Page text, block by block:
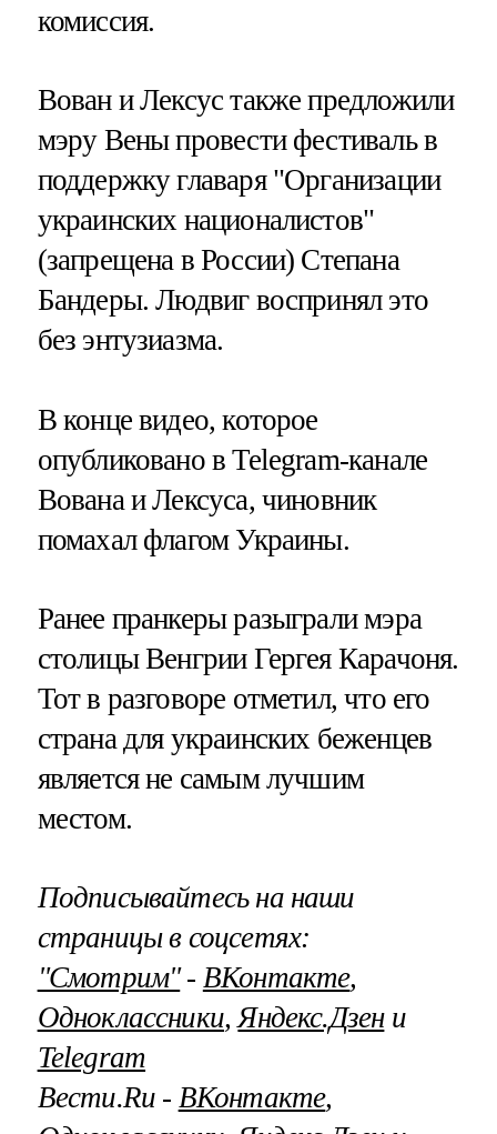
комиссия.
Вован и Лексус также предложили
мэру Вены провести фестиваль в
поддержку главаря "Организации
украинских националистов"
(запрещена в России) Степана
Бандеры. Людвиг воспринял это
без энтузиазма.
В конце видео, которое
опубликовано в Telegram-канале
Вована и Лексуса, чиновник
помахал флагом Украины.
Ранее пранкеры разыграли мэра
столицы Венгрии Гергея Карачоня.
Тот в разговоре отметил, что его
страна для украинских беженцев
является не самым лучшим
местом.
Подписывайтесь на наши
страницы в соцсетях:
"Смотрим"‐ ВКонтакте,
Одноклассники, Яндекс.Дзени
Telegram
Вести.Ru ‐ ВКонтакте,